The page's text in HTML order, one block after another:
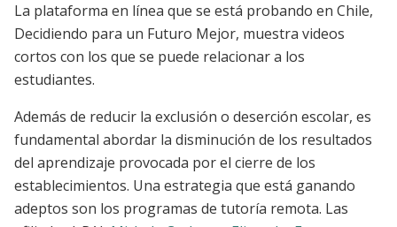
La plataforma en línea que se está probando en Chile,
Decidiendo para un Futuro Mejor, muestra videos
cortos con los que se puede relacionar a los
estudiantes.
Además de reducir la exclusión o deserción escolar, es
fundamental abordar la disminución de los resultados
del aprendizaje provocada por el cierre de los
establecimientos. Una estrategia que está ganando
adeptos son los programas de tutoría remota. Las